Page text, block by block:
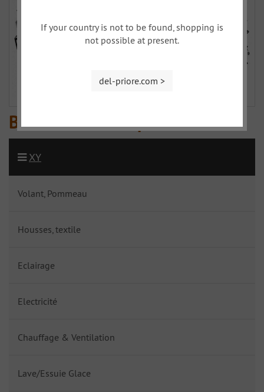
Bais de caisse & planchers
XY
Volant, Pommeau
Housses, textile
Eclairage
Electricité
Chauffage & Ventilation
Lave/Essuie Glace
If your country is not to be found, shopping is
not possible at present.
del-priore.com >